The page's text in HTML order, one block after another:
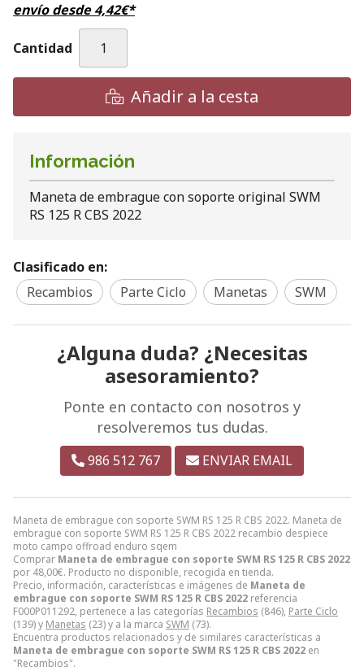
envío desde4,42€*
Cantidad
Añadir a la cesta
Maneta de embrague con soporte SWM RS 125 R CBS 2022. Maneta de
embrague con soporte SWM RS 125 R CBS 2022 recambio despiece
moto campo offroad enduro sqem
Comprar Maneta de embrague con soporte SWM RS 125 R CBS 2022
por 48,00€. Producto no disponible, recogida en tienda.
Precio, información, características e imágenes de Maneta de
embrague con soporte SWM RS 125 R CBS 2022 referencia
F000P011292, pertenece a las categorías Recambios (846), Parte Ciclo
(139) y Manetas (23) y a la marca SWM (73).
Encuentra productos relacionados y de similares características a
Maneta de embrague con soporte SWM RS 125 R CBS 2022 en
"Recambios".
Información
Maneta de embrague con soporte original SWM
RS 125 R CBS 2022
Clasificado en:
Recambios
Parte Ciclo Manetas SWM
¿Alguna duda? ¿Necesitas
asesoramiento?
Ponte en contacto con nosotros y
resolveremos tus dudas.
986 512 767 ENVIAR EMAIL